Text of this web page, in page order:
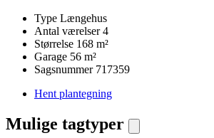
Type Længehus
Antal værelser 4
Størrelse 168 m²
Garage 56 m²
Sagsnummer 717359
Hent plantegning
Mulige tagtyper